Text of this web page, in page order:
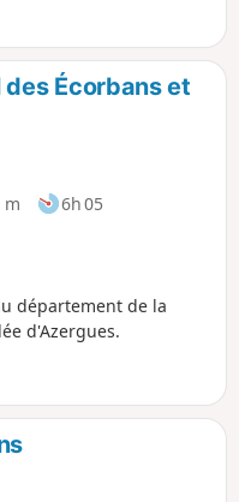
des Écorbans et
m
6h 05
département de la
d'Azergues.